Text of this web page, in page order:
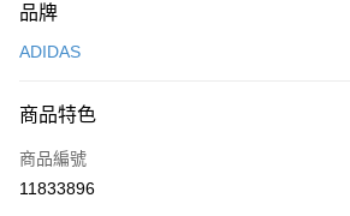
台灣樂天信用卡公司
【關於「AFTEE先享後付」】
便利好安心！
３．安心：先確認商品／服務後，再付款。
【「AFTEE先享後付」結帳流程】
１．於結帳方式選擇「AFTEE先享後付」後，將跳
運送方式
每筆NT$100，滿NT$1,500(含以上)免運費
宅配
每筆NT$100，滿NT$1,500(含以上)免運費
品牌
ADIDAS
商品特色
商品編號
11833896